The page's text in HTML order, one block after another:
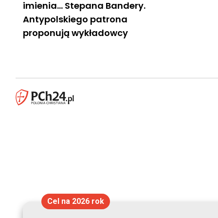
imienia… Stepana Bandery.
Antypolskiego patrona
proponują wykładowcy
Cel na 2026 rok